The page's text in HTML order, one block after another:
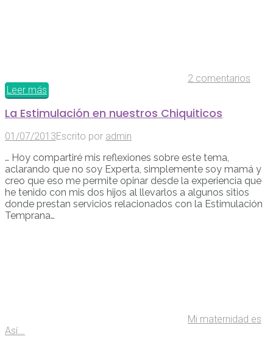
2 comentarios
Leer más
La Estimulación en nuestros Chiquiticos
01/07/2013Escrito por admin
… Hoy compartiré mis reflexiones sobre este tema,
aclarando que no soy Experta, simplemente soy mamá y
creo que eso me permite opinar desde la experiencia que
he tenido con mis dos hijos al llevarlos a algunos sitios
donde prestan servicios relacionados con la Estimulación
Temprana…
Mi maternidad es
Así...